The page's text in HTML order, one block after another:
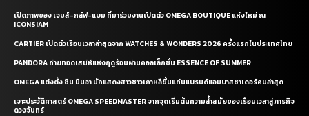
เปิดภาพของ เจมส์-กลัฟ-แบม ที่มาร่วมงานเปิดตัว OMEGA BOUTIQUE แห่งใหม่ ณ
ICONSIAM
CARTIER เปิดตัวเรือนเวลาล่าสุดจาก WATCHES & WONDERS 2026 ครั้งแรกในประเทศไทย
PANDORA ถ่ายทอดเสน่ห์แห่งฤดูร้อนผ่านคอลเล็กชั่น ESSENCE OF SUMMER
OMEGA แต่งตั้ง ชิน มินอา นักแสดงสาวชาวเกาหลีขึ้นแท่นแบรนด์แอมบาสซาเดอร์คนล่าสุด
เจาะประวัติศาสตร์ OMEGA SPEEDMASTER จากจุดเริ่มต้นความล้ำสมัยของเรือนเวลาสู่ภารกิจ
ดวงจันทร์